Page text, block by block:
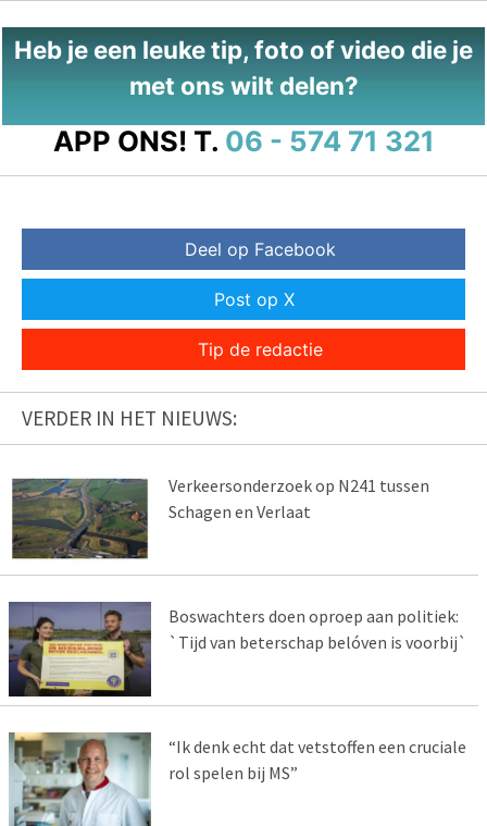
Heb je een leuke tip, foto of video die je
met ons wilt delen?
APP ONS! T. 06 - 574 71 321
Deel op Facebook
Post op X
Tip de redactie
VERDER IN HET NIEUWS:
Verkeersonderzoek op N241 tussen
Schagen en Verlaat
Boswachters doen oproep aan politiek:
`Tijd van beterschap belóven is voorbij`
“Ik denk echt dat vetstoffen een cruciale
rol spelen bij MS”